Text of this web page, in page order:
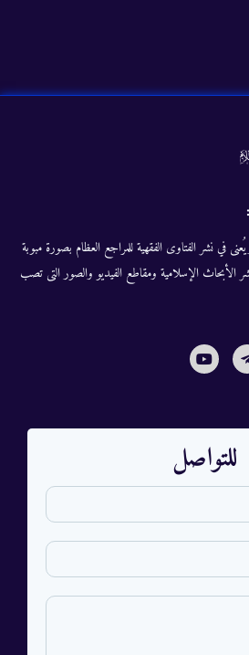
في نشر الفتاوى الفقهية للمراجع العظام بصورة مبوبة
الأبحاث الإسلامية ومقاطع الفيديو والصور التى تصب
للتواصل